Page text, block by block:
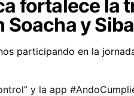
fortalece la
Soacha y
y la app